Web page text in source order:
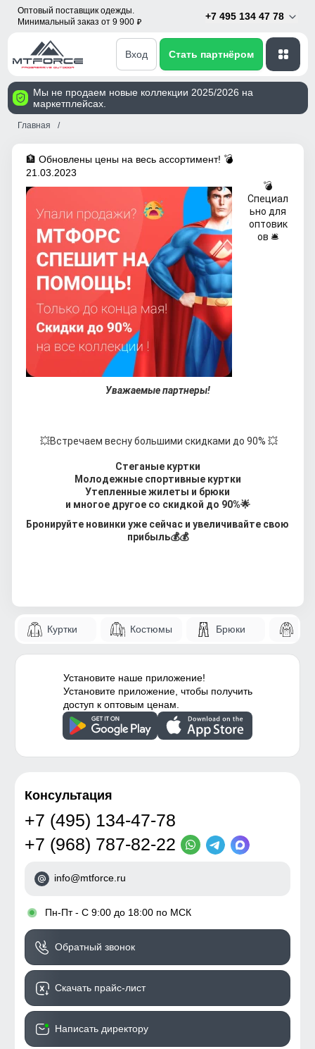
Оптовый поставщик одежды.
Минимальный заказ от 9 900 p
+7 495 134 47 78
Вход Стать партнёром
Мы не продаем новые коллекции 2025/2026 на
маркетплейсах.
Главная
🏦 Обновлены цены на весь ассортимент! 💣
21.03.2023
💣
Специал
ьно для
оптовик
ов 🛎️
Уважаемые партнеры!
💥Встречаем весну большими скидками до 90% 💥
Стеганые куртки
Молодежные спортивные куртки
Утепленные жилеты и брюки
и многое другое со скидкой до 90%🌟
Бронируйте новинки уже сейчас и увеличивайте свою
прибыль💰💰
Куртки Костюмы Брюки
Установите наше приложение!
Установите приложение, чтобы получить
доступ к оптовым ценам.
Консультация
+7 (495) 134-47-78
+7 (968) 787-82-22
info@mtforce.ru
• Пн-Пт - С 9:00 до 18:00 по МСК
Обратный звонок
Скачать прайс-лист
Написать директору